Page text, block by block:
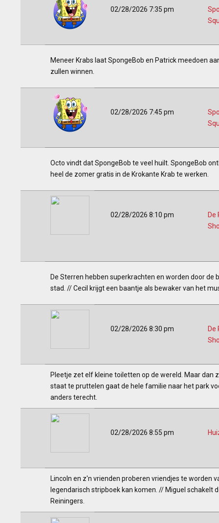
02/28/2026 7:35 pm
Meneer Krabs laat SpongeBob en Patrick meedoen
zullen winnen.
02/28/2026 7:45 pm
Octo vindt dat SpongeBob te veel huilt. SpongeBob
heel de zomer gratis in de Krokante Krab te werken.
02/28/2026 8:10 pm
De
De Sterren hebben superkrachten en worden door
stad. // Cecil krijgt een baantje als bewaker van het
02/28/2026 8:30 pm
De
Pleetje zet elf kleine toiletten op de wereld. Maar dan
staat te pruttelen gaat de hele familie naar het park
anders terecht.
02/28/2026 8:55 pm
Lincoln en z'n vrienden proberen vriendjes te worden
legendarisch stripboek kan komen. // Miguel schakelt
Reiningers.